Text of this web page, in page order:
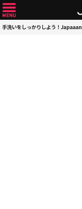
手洗いをしっかりしよう！Japaaan